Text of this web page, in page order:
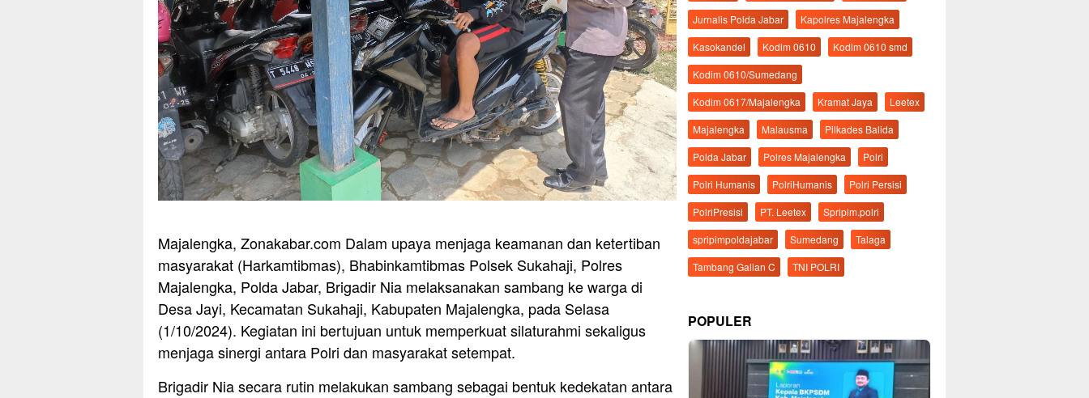
Majalengka, Zonakabar.com Dalam upaya menjaga keamanan dan ketertiban
masyarakat (Harkamtibmas), Bhabinkamtibmas Polsek Sukahaji, Polres
Majalengka, Polda Jabar, Brigadir Nia melaksanakan sambang ke warga di
Desa Jayi, Kecamatan Sukahaji, Kabupaten Majalengka, pada Selasa
(1/10/2024). Kegiatan ini bertujuan untuk memperkuat silaturahmi sekaligus
menjaga sinergi antara Polri dan masyarakat setempat.
Brigadir Nia secara rutin melakukan sambang sebagai bentuk kedekatan antara
Jurnalis Polda Jabar
Kapolres Majalengka
Kasokandel
Kodim 0610
Kodim 0610 smd
Kodim 0610/Sumedang
Kodim 0617/Majalengka
Kramat Jaya
Leetex
Majalengka
Malausma
Pilkades Balida
Polda Jabar
Polres Majalengka
Polri
Polri Humanis
PolriHumanis
Polri Persisi
PolriPresisi
PT. Leetex
Spripim.polri
spripimpoldajabar
Sumedang
Talaga
Tambang Galian C
TNI POLRI
POPULER